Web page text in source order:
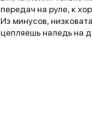
передач на руле, к
Из минусов,
цепляешь наледь на